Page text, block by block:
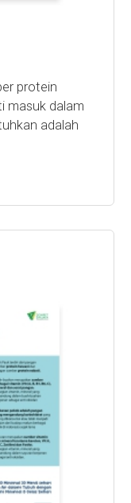
protein
masuk dalam
adalah